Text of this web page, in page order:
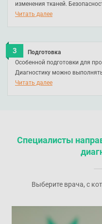
изменения тканей.
диагностику повторно для
Читать далее
Подготовка
Особенной подготовки для
Диагностику можно
Читать далее
Специалисты
Выберите врача, с